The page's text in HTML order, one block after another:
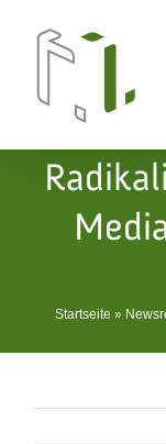
Startseite »